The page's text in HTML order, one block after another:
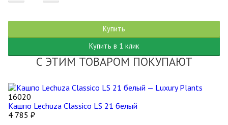
Купить
Купить в 1 клик
С ЭТИМ ТОВАРОМ ПОКУПАЮТ
16020
Кашпо Lechuza Classico LS 21 белый
4 785 ₽